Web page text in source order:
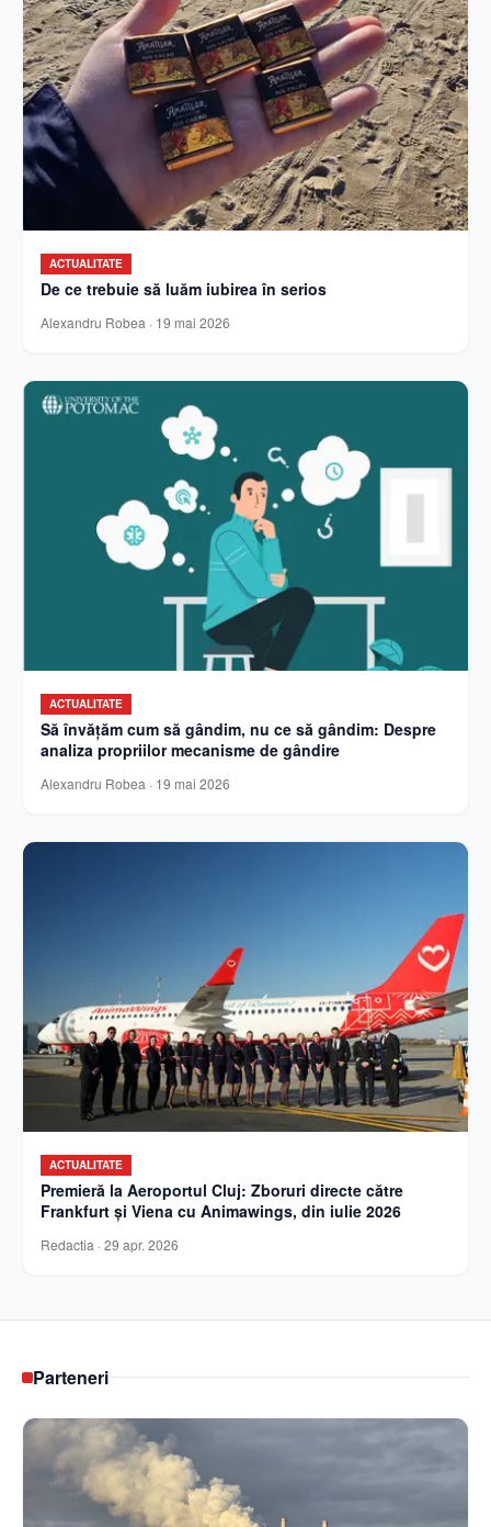
ACTUALITATE
De ce trebuie să luăm iubirea în serios
Alexandru Robea · 19 mai 2026
ACTUALITATE
Să învățăm cum să gândim, nu ce să gândim: Despre
analiza propriilor mecanisme de gândire
Alexandru Robea · 19 mai 2026
ACTUALITATE
Premieră la Aeroportul Cluj: Zboruri directe către
Frankfurt și Viena cu Animawings, din iulie 2026
Redactia · 29 apr. 2026
Parteneri